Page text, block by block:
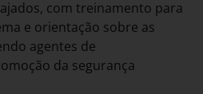
com treinamento para
e orientação sobre as
agentes de
da segurança